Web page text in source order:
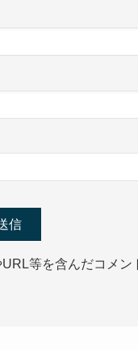
等を含んだコメン